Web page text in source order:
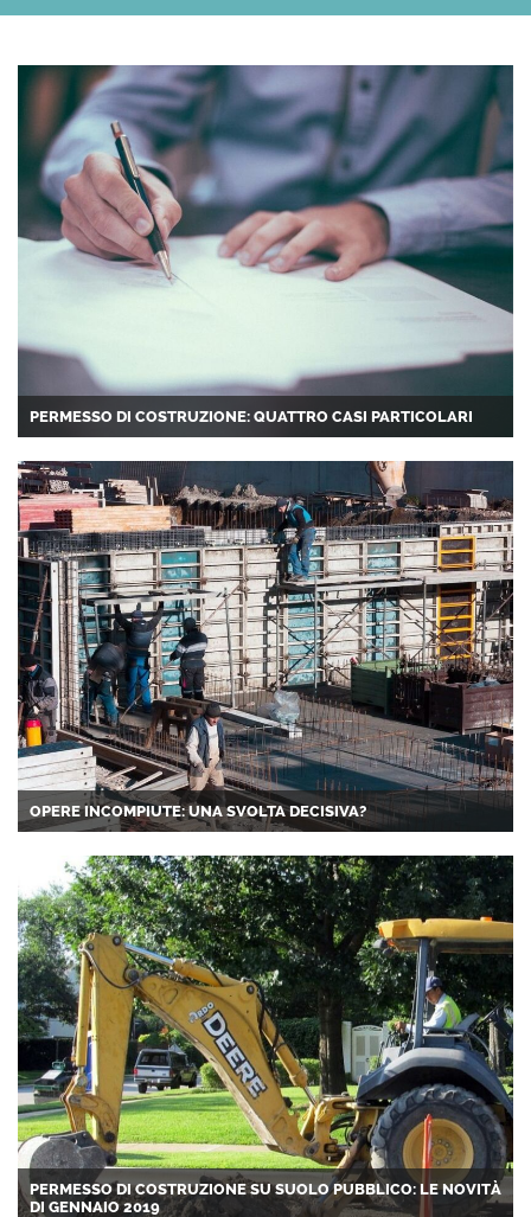
PERMESSO DI COSTRUZIONE: QUATTRO CASI PARTICOLARI
OPERE INCOMPIUTE: UNA SVOLTA DECISIVA?
PERMESSO DI COSTRUZIONE SU SUOLO PUBBLICO: LE NOVITÀ
DI GENNAIO 2019